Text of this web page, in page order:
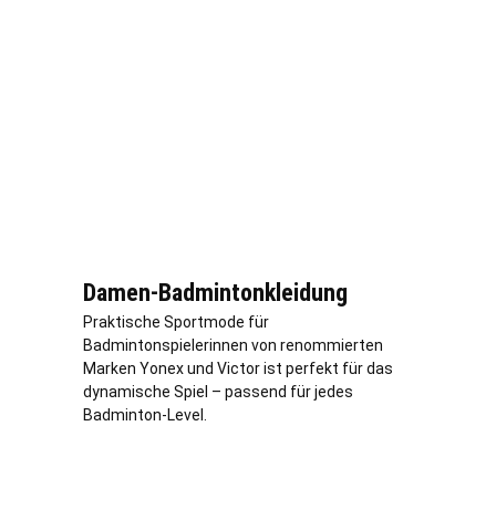
Damen-Badmintonkleidung
Praktische Sportmode für
Badmintonspielerinnen von renommierten
Marken Yonex und Victor ist perfekt für das
dynamische Spiel – passend für jedes
Badminton-Level.